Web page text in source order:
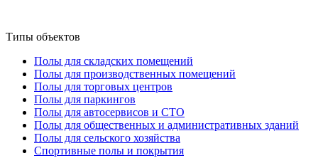
Типы объектов
Полы для складских помещений
Полы для производственных помещений
Полы для торговых центров
Полы для паркингов
Полы для автосервисов и СТО
Полы для общественных и административных зданий
Полы для сельского хозяйства
Спортивные полы и покрытия